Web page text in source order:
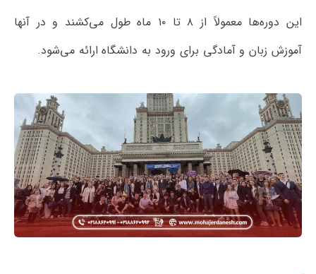
این دوره‌ها معمولاً از ۸ تا ۱۰ ماه طول می‌کشند و در آنها
آموزش زبان و آمادگی برای ورود به دانشگاه ارائه می‌شود.